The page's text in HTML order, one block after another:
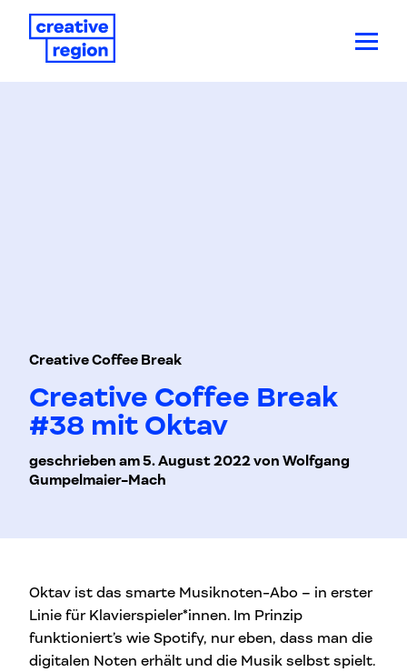
Creative Coffee Break
Creative Coffee Break
#38 mit Oktav
geschrieben am 5. August 2022 von Wolfgang
Gumpelmaier-Mach
Oktav ist das smarte Musiknoten-Abo – in erster
Linie für Klavierspieler*innen. Im Prinzip
funktioniert’s wie Spotify, nur eben, dass man die
digitalen Noten erhält und die Musik selbst spielt.